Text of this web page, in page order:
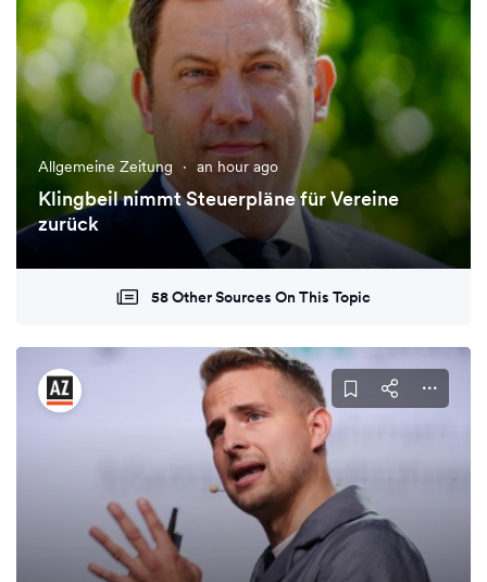
Allgemeine Zeitung · an hour ago
Klingbeil nimmt Steuerpläne für Vereine
zurück
58 Other Sources On This Topic